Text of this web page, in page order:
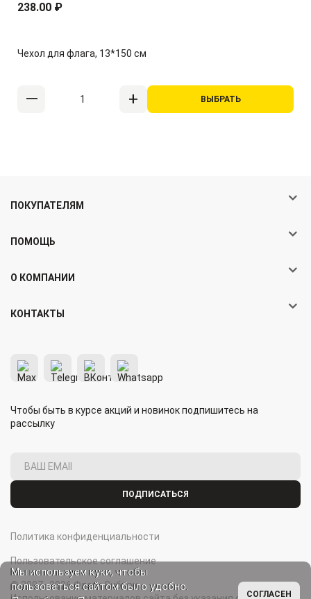
238.00 ₽
Чехол для флага, 13*150 см
ВЫБРАТЬ
КОНТАКТЫ
ПОКУПАТЕЛЯМ
ПОМОЩЬ
О КОМПАНИИ
Чтобы быть в курсе акций и новинок подпишитесь на
рассылку
ПОДПИСАТЬСЯ
© 2007–2026 Флаги Сибири.
Политика конфиденциальности
Пользовательское соглашение
Мы используем куки, чтобы
пользоваться сайтом было удобно.
СОГЛАСЕН